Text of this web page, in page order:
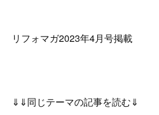
リフォマガ2023年4月号掲載
⇓⇓同じテーマの記事を読む⇓